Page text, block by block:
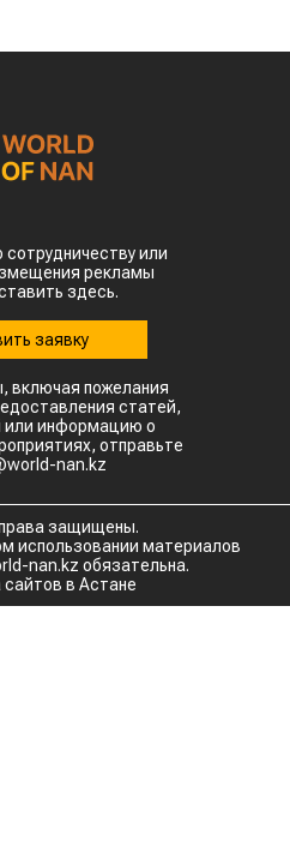
или
рекламы
здесь.
заявку
включая пожелания
статей,
или информацию о
отправьте
nan.kz
защищены.
использовании материалов
nan.kz обязательна.
сайтов в Астане